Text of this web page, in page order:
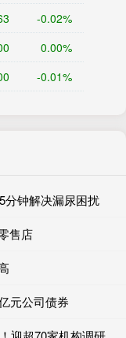
-0.02%
0.00%
-0.01%
分钟解决漏尿困扰
售店
元公司债券